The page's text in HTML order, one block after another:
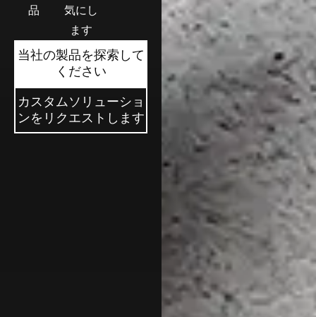
品
気にし
ます
当社の製品を探索して
ください
カスタムソリューショ
ンをリクエストします